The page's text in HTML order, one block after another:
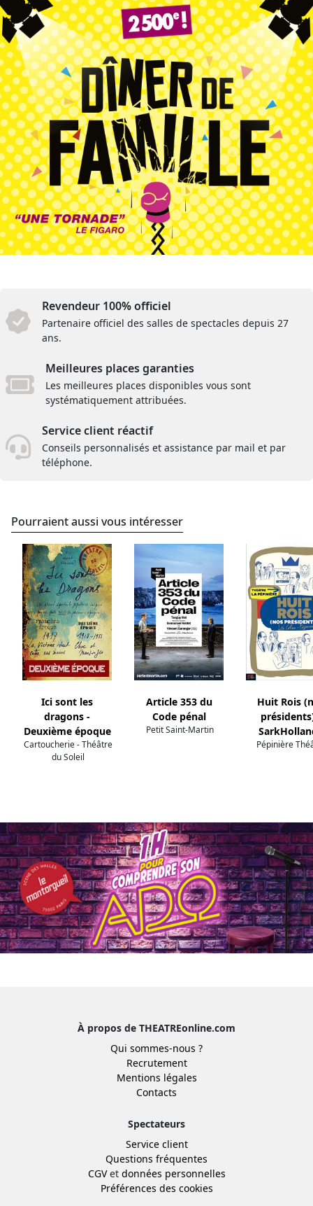
Revendeur 100% officiel
Partenaire officiel des salles de spectacles depuis 27
ans.
Meilleures places garanties
Les meilleures places disponibles vous sont
systématiquement attribuées.
Service client réactif
Conseils personnalisés et assistance par mail et par
téléphone.
Pourraient aussi vous intéresser
Ici sont les
dragons -
Deuxième époque
Cartoucherie - Théâtre
du Soleil
Article 353 du
Code pénal
Petit Saint-Martin
Huit Rois
Pépinière
À propos de THEATREonline.com
Qui sommes-nous ?
Recrutement
Mentions légales
Contacts
Spectateurs
Service client
Questions fréquentes
CGVet données personnelles
Préférences des cookies